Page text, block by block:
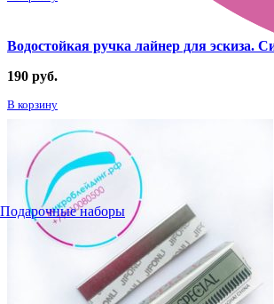
Подарочные наборы
Водостойкая ручка лайнер для эскиза.
190 руб.
В корзину